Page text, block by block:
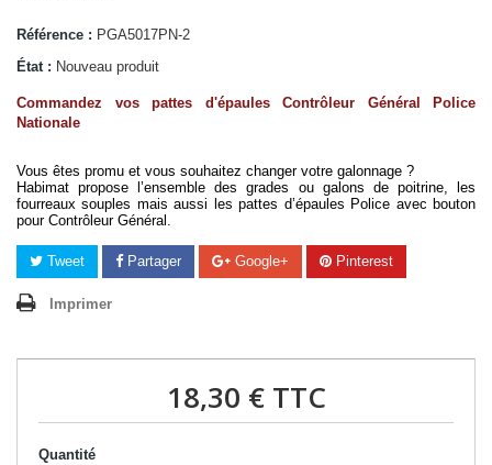
Référence : PGA5017PN-2
État : Nouveau produit
Commandez vos pattes d'épaules Contrôleur Général Police
Nationale
Vous êtes promu et vous souhaitez changer votre galonnage ?
Habimat propose l’ensemble des grades ou galons de poitrine, les
fourreaux souples mais aussi les pattes d’épaules Police avec bouton
pour Contrôleur Général.
Tweet Partager Google+ Pinterest
Imprimer
18,30 €TTC
Quantité